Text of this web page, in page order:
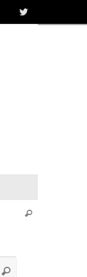
Buscar
Buscar